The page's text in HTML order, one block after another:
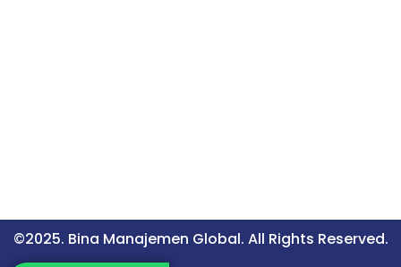
©2025. Bina Manajemen Global. All Rights Reserved.